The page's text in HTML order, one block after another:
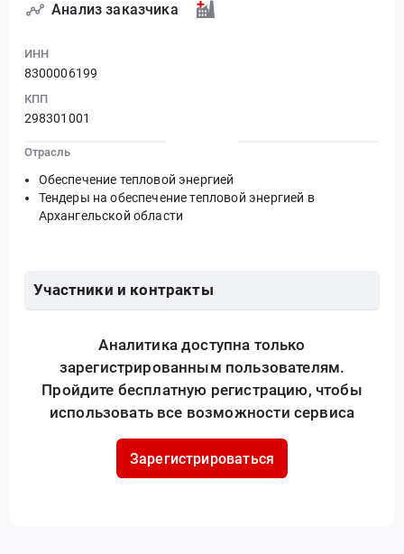
Анализ заказчика
ИНН
8300006199
КПП
298301001
Отрасль
Обеспечение тепловой энергией
Тендеры на обеспечение тепловой энергией в
Архангельской области
Участники и контракты
Аналитика доступна только
зарегистрированным пользователям.
Пройдите бесплатную регистрацию, чтобы
использовать все возможности сервиса
Зарегистрироваться